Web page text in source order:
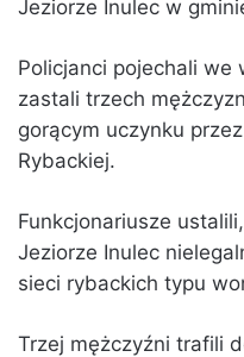
Jeziorze Inulec w
Policjanci pojechali we
zastali trzech
gorącym uczynku
Rybackiej.
Funkcjonariusze
Jeziorze Inulec
sieci rybackich typu
Trzej mężczyźni trafili